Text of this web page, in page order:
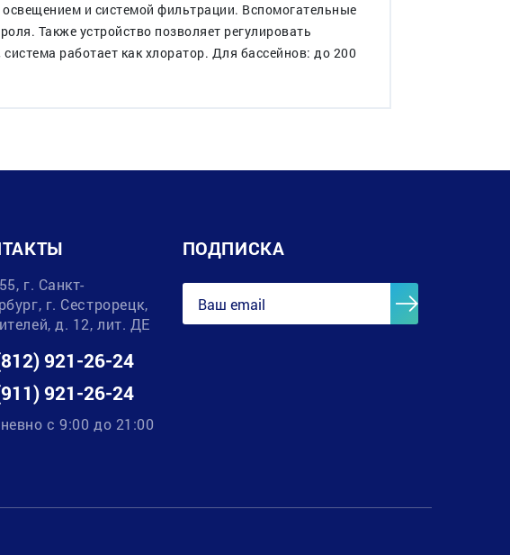
и системой фильтрации. Вспомогательные
Также устройство позволяет регулировать
работает как хлоратор. Для бассейнов: до 200
г. Санкт-
г. Сестрорецк,
д. 12, лит. ДЕ
921-26-24
921-26-24
с 9:00 до 21:00
ПОДПИСКА